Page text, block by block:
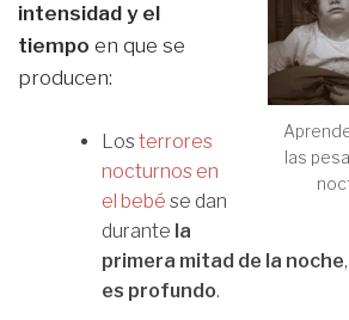
las
intensidad y el
tiempo en que se
producen:
Los terrores
nocturnos en
el bebé se dan
durante la
primera mitad de la noche
es profundo.